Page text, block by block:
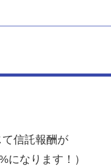
信託報酬が
になります！）